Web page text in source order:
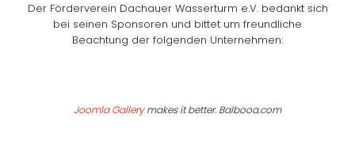
Der Förderverein Dachauer Wasserturm e.V. bedankt sich
bei seinen Sponsoren und bittet um freundliche
Beachtung der folgenden Unternehmen:
Joomla Gallerymakes it better. Balbooa.com